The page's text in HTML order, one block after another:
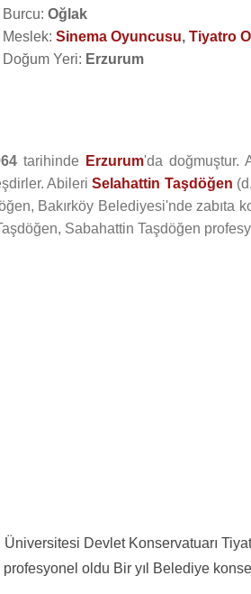
Burcu: Oğlak
Meslek: Sinema Oyuncusu, Tiyatro
Doğum Yeri: Erzurum
tarihinde Erzurum'da doğmuştur.
AbileriSelahattin Taşdöğen
Bakırköy Belediyesi'nde zabıta
Sabahattin Taşdöğen
Üniversitesi Devlet Konservatuarı
oldu Bir yıl Belediye